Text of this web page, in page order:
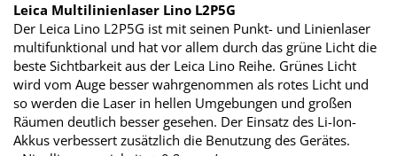
Leica Multilinienlaser Lino L2P5G
Der Leica Lino L2P5G ist mit seinen Punkt- und Linienlaser
multifunktional und hat vor allem durch das grüne Licht die
beste Sichtbarkeit aus der Leica Lino Reihe. Grünes Licht
wird vom Auge besser wahrgenommen als rotes Licht und
so werden die Laser in hellen Umgebungen und großen
Räumen deutlich besser gesehen. Der Einsatz des Li-Ion-
Akkus verbessert zusätzlich die Benutzung des Gerätes.